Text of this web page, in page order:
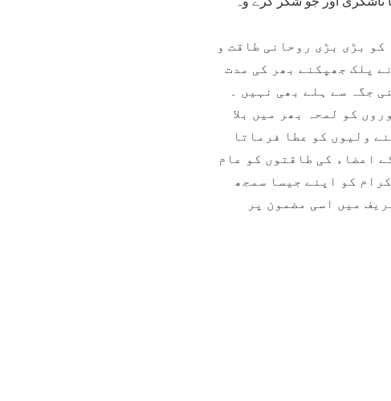
بڑی بڑی روحانی طاقت و
پلک جھپکنے بھر کی مدت
جگہ سے ہلے بھی نہیں ۔
کو لمحہ بھر میں بلا
ولیوں کو عطا فرماتا
اعضاء کی طاقتوں کو عام
کو اپنے جیسا سمجھ
میں اسی مضمون پر